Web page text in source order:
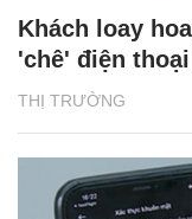
THỊ TRƯỜNG
Khách loay
'chê' điện